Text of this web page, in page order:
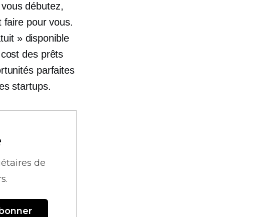
débutez,
faire pour vous.
» disponible
des prêts
parfaites
startups.
de